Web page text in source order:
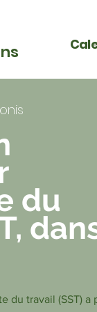
du
du travail (SST) a